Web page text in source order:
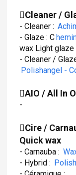
Cleaner /
- Cleaner :
- Glaze : C
wax Light glaze
- Cleaner /
Polishangel -
AIO / All In
-
Cire /
Quick wax
- Carnauba :
- Hybrid :